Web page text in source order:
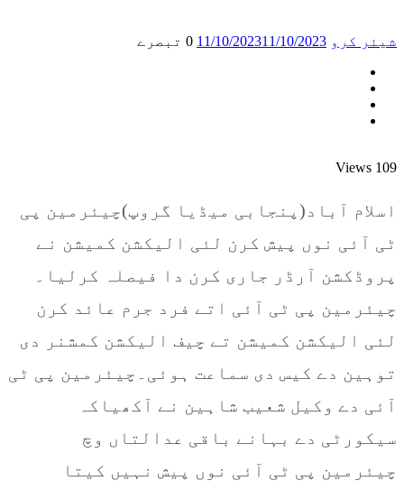
شیئر کرو 11/10/202311/10/2023 0 تبصرے
Views 109
اسلام آباد(پنجابی میڈیا گروپ)چیئرمین پی
ٹی آئی نوں پیش کرن لئی الیکشن کمیشن نے
پروڈکشن آرڈر جاری کرن دا فیصلہ کرلیا۔
چیئرمین پی ٹی آئی اتے فرد جرم عائد کرن
لئی الیکشن کمیشن تے چیف الیکشن کمشنر دی
توہین دے کیس دی سماعت ہوئی۔چیئرمین پی ٹی
آئی دے وکیل شعیب شاہین نے آکھیاکہ
سیکورٹی دے بہانے باقی عدالتاں وچ
چیئرمین پی ٹی آئی نوں پیش نہیں کیتا